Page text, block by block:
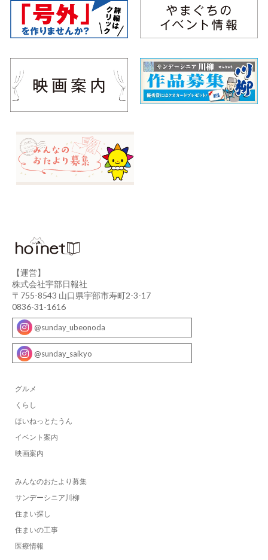
【運営】
株式会社宇部日報社
〒755-8543 山口県宇部市寿町2-3-17
0836-31-1616
@sunday_ubeonoda
@sunday_saikyo
グルメ
くらし
ほいねっとたうん
イベント案内
映画案内
みんなのおたより募集
サンデーシニア川柳
住まい探し
住まいの工事
医療情報